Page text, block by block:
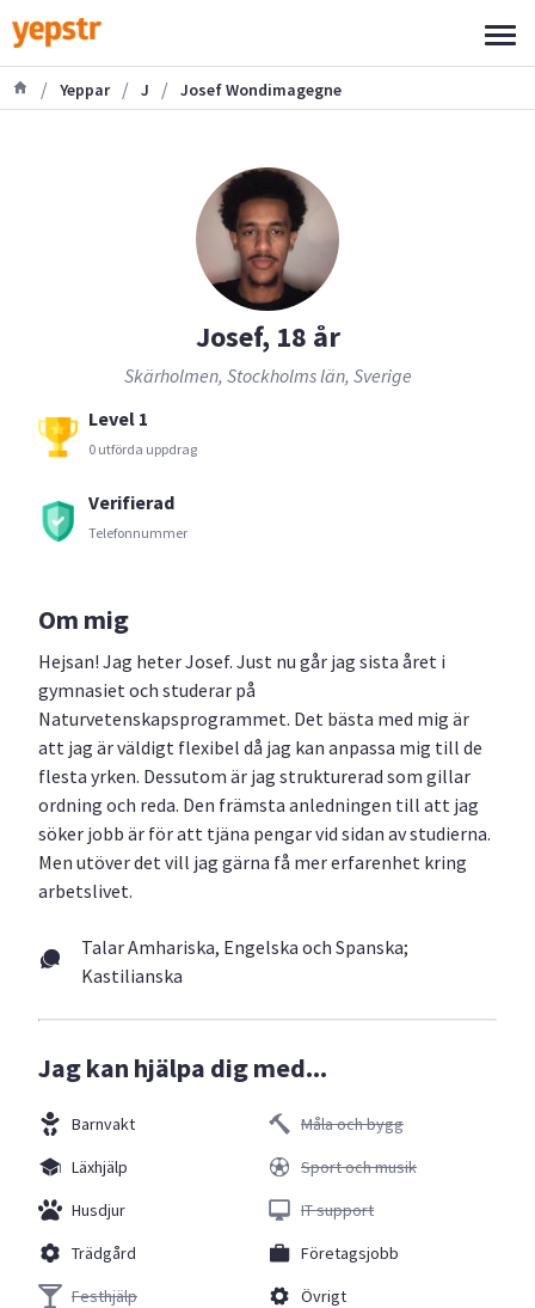
/ Yeppar / J / Josef Wondimagegne
Josef, 18 år
Skärholmen, Stockholms län, Sverige
Level 1
0 utförda uppdrag
Verifierad
Telefonnummer
Om mig
Hejsan! Jag heter Josef. Just nu går jag sista året i
gymnasiet och studerar på
Naturvetenskapsprogrammet. Det bästa med mig är
att jag är väldigt flexibel då jag kan anpassa mig till de
flesta yrken. Dessutom är jag strukturerad som gillar
ordning och reda. Den främsta anledningen till att jag
söker jobb är för att tjäna pengar vid sidan av studierna.
Men utöver det vill jag gärna få mer erfarenhet kring
arbetslivet.
Talar Amhariska, Engelska och Spanska;
Kastilianska
Jag kan hjälpa dig med...
Barnvakt
Läxhjälp
Husdjur
Trädgård
Festhjälp
Måla och bygg
Sport och musik
IT support
Företagsjobb
Övrigt